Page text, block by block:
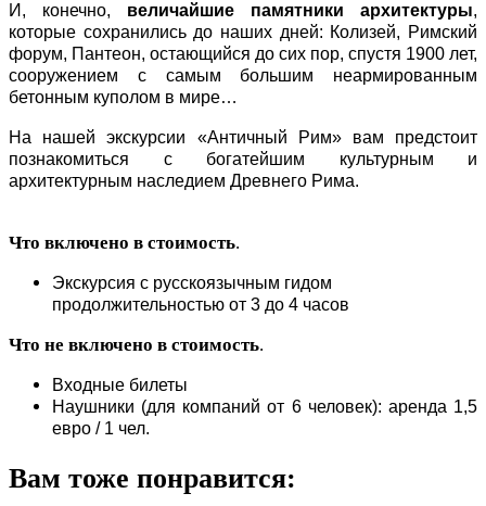
И, конечно, величайшие памятники архитектуры,
которые сохранились до наших дней: Колизей, Римский
форум, Пантеон, остающийся до сих пор, спустя 1900 лет,
сооружением с самым большим неармированным
бетонным куполом в мире…
На нашей экскурсии «Античный Рим» вам предстоит
познакомиться с богатейшим культурным и
архитектурным наследием Древнего Рима.
Что включено в стоимость.
Экскурсия с русскоязычным гидом
продолжительностью от 3 до 4 часов
Что не включено в стоимость.
Входные билеты
Наушники (для компаний от 6 человек): аренда 1,5
евро / 1 чел.
Вам тоже понравится: